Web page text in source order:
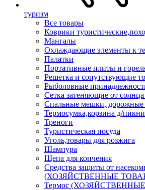
туризм
Все товары
Коврики
Мангалы
Охлаждающие элементы к
Палатки
Портативные плиты и
Решетка и сопутствующие
Рыболовные
Сетка затеняющие от
Спальные мешки,
Термосумка,корзина д/
Треноги
Туристическая посуда
Уголь,товары для розжига
Шампура
Щепа для копчения
Средства защиты от
(ХОЗЯЙСТВЕННЫЕ
Термос